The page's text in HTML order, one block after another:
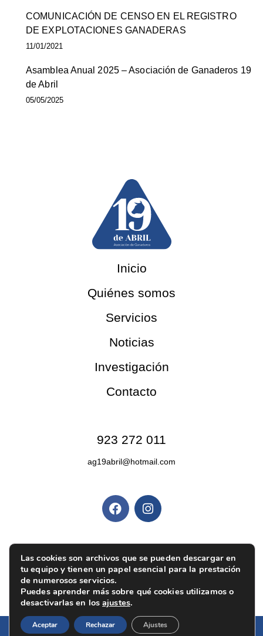
COMUNICACIÓN DE CENSO EN EL REGISTRO
DE EXPLOTACIONES GANADERAS
11/01/2021
Asamblea Anual 2025 – Asociación de Ganaderos 19
de Abril
05/05/2025
Inicio
Quiénes somos
Servicios
Noticias
Investigación
Contacto
923 272 011
ag19abril@hotmail.com
Política de privacidad|Aviso legal|Política de
cookies |Ajustes de cookies
Las cookies son archivos que se pueden descargar en
tu equipo y tienen un papel esencial para la prestación
de numerosos servicios.
Puedes aprender más sobre qué cookies utilizamos o
desactivarlas en losajustes.
Aceptar Rechazar Ajustes